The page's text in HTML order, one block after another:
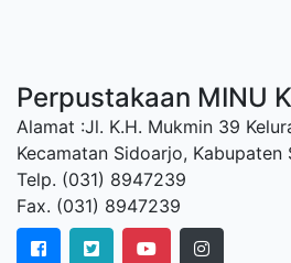
Perpustakaan MINU
Alamat :Jl. K.H. Mukmin 39
Kecamatan Sidoarjo, Kabupaten
Telp. (031) 8947239
Fax. (031) 8947239